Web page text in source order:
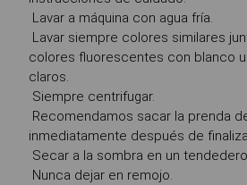
Lavar a máquina con agua fría.
Lavar siempre colores similares
colores fluorescentes con blanco
claros.
Siempre centrifugar.
Recomendamos sacar la prenda
inmediatamente después de
Secar a la sombra en un
Nunca dejar en remojo.